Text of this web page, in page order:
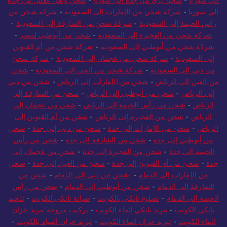
الي سوريا - شركة شحن من الإمارات إلى السعودية - شركة شحن من
رأس الخيمة إلى السعودية - شركة شحن من الشارقة إلى السعودية -
شركة شحن من الفجيرة إلى السعودية - شحن من أبوظبي لمصر -
شركة شحن من أبوظبي إلى السعودية - شركة شحن من أم القيوين
إلى السعودية - شركة شحن من عجمان إلى السعودية - شركة شحن
من دبي إلى السعودية - شركة شحن من العين إلى السعودية - شحن
من العين إلى الرياض - شحن من الإمارات إلى الرياض - شحن من دبي
إلى الرياض - شحن من أبوظبي إلى الرياض - شحن من الشارقة إلى
الرياض - شحن من رأس الخيمة إلى الرياض - شحن من عجمان إلى
الرياض - شحن من الفجيرة إلى الرياض - شحن من أم القيوين إلى
الرياض - شحن من الإمارات إلى جدة - شحن من دبي إلى جدة - شحن
من أبوظبي إلى جدة - شحن من الشارقة إلى جدة - شحن من رأس
الخيمة الى جدة - شحن من الفجيرة إلى جدة - شحن من عجمان إلى
جدة - شحن من أم القيوين إلى جدة - شحن من العين إلى جدة - شحن
من الإمارات إلى الدمام - شحن من دبي إلى الدمام - شحن من
الشارقة إلى الدمام - شحن من أبوظبي إلى الدمام - شحن من رأس
الخيمة إلى الدمام -تصليح تانكي بالكويت - صيانة تانكي الكويت -تلحيم
تانكي الكويت -تبريد تانكي الماء الكويت - تركيب مروحة تبريد خزان
الماء الكويت -تبريد خزان الماء الكويت - تبريد خزان المياه بالكويت -